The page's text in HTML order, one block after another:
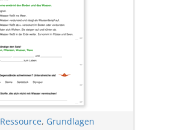
Ressource, Grundlagen